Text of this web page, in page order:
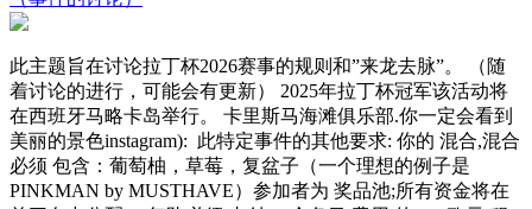
此主题旨在讨论拉丁杯2026赛事的规则和”来龙去脉”。 （随
着讨论的进行，可能会有更新） 2025年拉丁杯冠军该活动将
在西班牙马略卡岛举行。 卡里斯马海滩俱乐部.你一定会看到
美丽的景色instagram): 此特定事件的其他要求: 你的 混合,混合
必须 包含：葡萄柚，草莓，复盆子（一个理想的例子是
PINKMAN by MUSTHAVE）参加者为 奖品池;所有资金将在